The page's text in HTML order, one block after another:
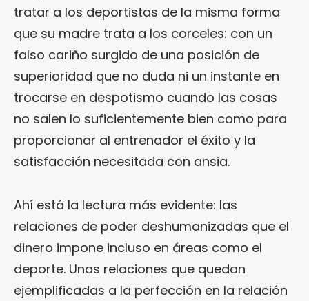
tratar a los deportistas de la misma forma
que su madre trata a los corceles: con un
falso cariño surgido de una posición de
superioridad que no duda ni un instante en
trocarse en despotismo cuando las cosas
no salen lo suficientemente bien como para
proporcionar al entrenador el éxito y la
satisfacción necesitada con ansia.
Ahí está la lectura más evidente: las
relaciones de poder deshumanizadas que el
dinero impone incluso en áreas como el
deporte. Unas relaciones que quedan
ejemplificadas a la perfección en la relación